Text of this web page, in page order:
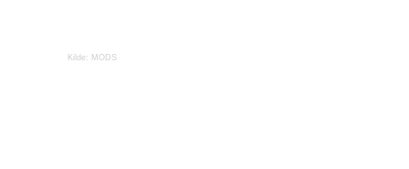
Kilde: MODS